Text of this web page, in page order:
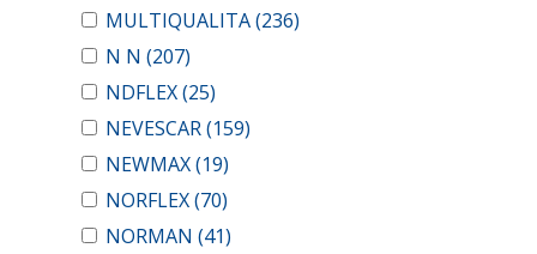
MULTIQUALITA(236)
N N (207)
NDFLEX(25)
NEVESCAR(159)
NEWMAX(19)
NORFLEX(70)
NORMAN (41)